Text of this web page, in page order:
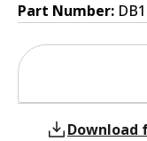
Part Number:
Download